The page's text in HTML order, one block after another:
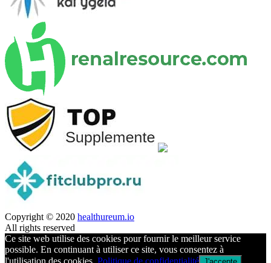
Copyright © 2020 healthureum.io
All rights reserved
Ce site web utilise des cookies pour fournir le meilleur service
possible. En continuant à utiliser ce site, vous consentez à
l'utilisation des cookies. Politique de confidentialité